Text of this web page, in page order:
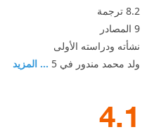
8.2 ترجمة
9 المصادر
نشأته ودراسته الأولى
ولد محمد مندور في 5
... المزيد
4.1